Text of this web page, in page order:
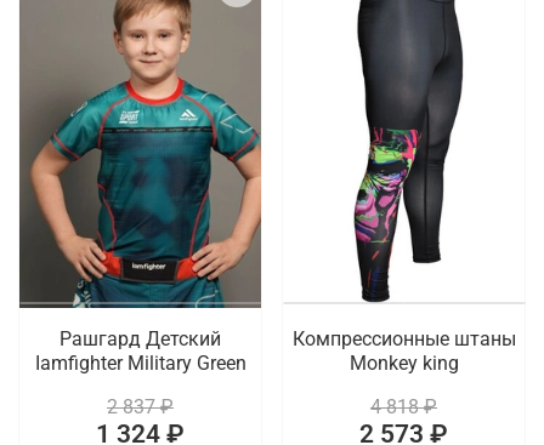
Рашгард Детский
Iamfighter Military Green
2 837 ₽
1 324 ₽
Компрессионные штаны
Monkey king
4 818 ₽
2 573 ₽